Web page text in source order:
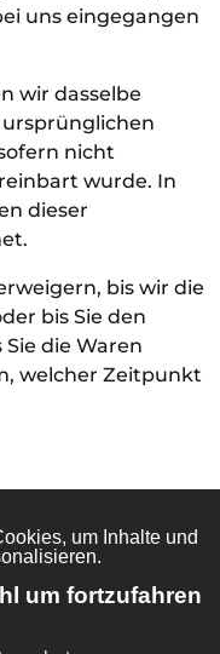
uns eingegangen
wir dasselbe
nicht
wurde. In
dieser
bis wir die
bis Sie den
die Waren
welcher Zeitpunkt
und spätestens
an dem Sie uns
an uns